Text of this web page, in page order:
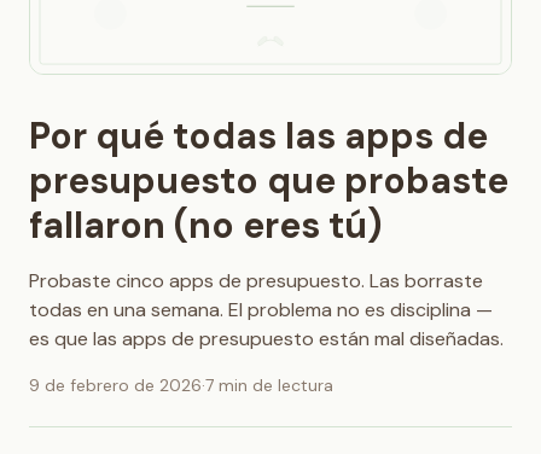
Por qué todas las apps de
presupuesto que probaste
fallaron (no eres tú)
Probaste cinco apps de presupuesto. Las borraste
todas en una semana. El problema no es disciplina —
es que las apps de presupuesto están mal diseñadas.
9 de febrero de 2026·7 min de lectura